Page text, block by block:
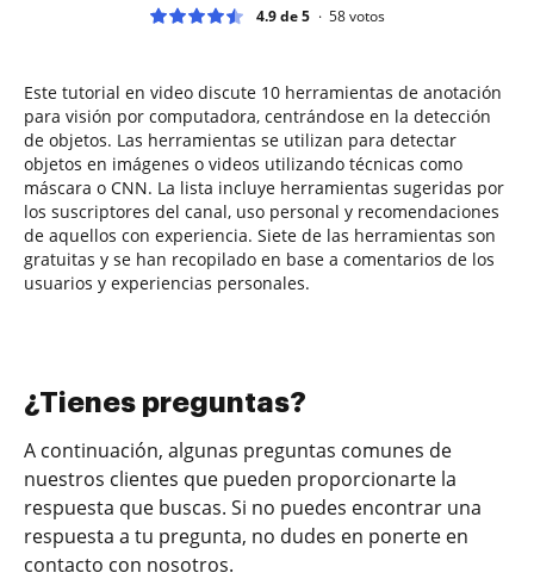
4.9 de 5 58votos
Este tutorial en video discute 10 herramientas de anotación
para visión por computadora, centrándose en la detección
de objetos. Las herramientas se utilizan para detectar
objetos en imágenes o videos utilizando técnicas como
máscara o CNN. La lista incluye herramientas sugeridas por
los suscriptores del canal, uso personal y recomendaciones
de aquellos con experiencia. Siete de las herramientas son
gratuitas y se han recopilado en base a comentarios de los
usuarios y experiencias personales.
¿Tienes preguntas?
A continuación, algunas preguntas comunes de
nuestros clientes que pueden proporcionarte la
respuesta que buscas. Si no puedes encontrar una
respuesta a tu pregunta, no dudes en ponerte en
contacto con nosotros.